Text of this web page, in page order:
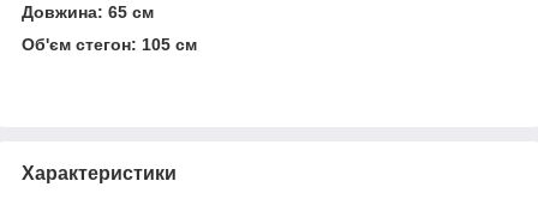
Довжина: 65 см
Об'єм стегон: 105 см
Характеристики